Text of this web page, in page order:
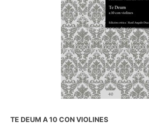
TE DEUM A 10 CON VIOLINES